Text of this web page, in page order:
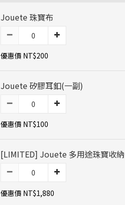
Jouete 珠寶布
優惠價 NT$200
Jouete 矽膠耳釦(一副)
優惠價 NT$100
[LIMITED] Jouete 多用途珠寶收
優惠價 NT$1,880